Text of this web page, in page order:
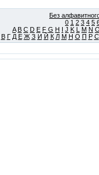
Без
0 1 2 3 4 5
A B C D E F G H I J K L M N
В Г Д Е Ж З И Й К Л М Н О П Р С